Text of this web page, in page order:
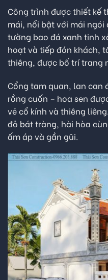
Công trình được thiết kế
mái, nổi bật với mái ngói
tường bao đá xanh tinh
hoạt và tiếp đón khách,
thiêng, được bố trí trang
Cổng tam quan, lan can
rồng cuốn – hoa sen
vẻ cổ kính và thiêng
đỏ bát tràng, hài hòa
ấm áp và gần gũi.